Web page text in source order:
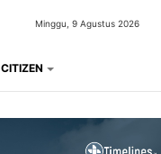
Minggu, 9 Agustus 2026
CITIZEN